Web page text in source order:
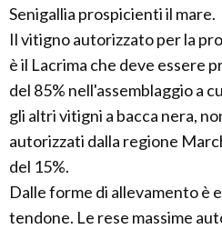
Senigallia prospicienti il mare.
Il vitigno autorizzato per la
è il Lacrima che deve essere
del 85% nell'assemblaggio a
gli altri vitigni a bacca nera,
autorizzati dalla regione
del 15%.
Dalle forme di allevamento è
tendone. Le rese massime